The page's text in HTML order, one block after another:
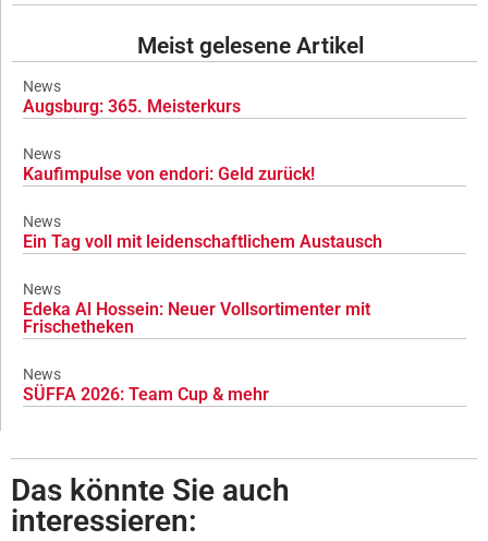
Meist gelesene Artikel
News
Augsburg: 365. Meisterkurs
News
Kaufimpulse von endori: Geld zurück!
News
Ein Tag voll mit leidenschaftlichem Austausch
News
Edeka Al Hossein: Neuer Vollsortimenter mit
Frischetheken
News
SÜFFA 2026: Team Cup & mehr
Das könnte Sie auch
interessieren: